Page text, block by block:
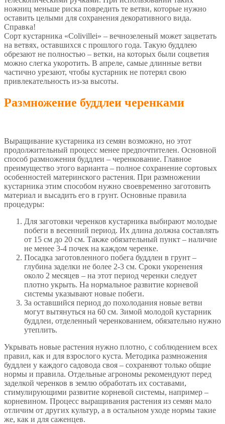
ножниц меньше риска повредить те ветви, которые нужно
оставить целыми для сохранения декоративного вида.
Справка!
Сорт кустарника «Colivillei» – вечнозеленый может зацветать
на ветвях, оставшихся с прошлого года. Такую буддлею
обрезают не полностью – ветки, на которых были соцветия
можно слегка укоротить. В апреле, самые длинные ветви
частично урезают, чтобы кустарник не потерял свою
привлекательность из-за высоты.
Размножение буддлеи черенками
Выращивание кустарника из семян возможно, но этот
продолжительный процесс менее предпочтителен. Основной
способ размножения буддлеи – черенкование. Главное
преимущество этого варианта – полное сохранение сортовых
особенностей материнского растения. При размножении
кустарника этим способом нужно своевременно заготовить
материал и высадить его в грунт. Основные правила
процедуры:
Для заготовки черенков кустарника выбирают молодые
побеги в весенний период. Их длина должна составлять
от 15 см до 20 см. Также обязательный пункт – наличие
не менее 3-4 почек на каждом черенке.
Посадка заготовленного побега буддлеи в грунт –
глубина заделки не более 2-3 см. Сроки укоренения
около 2 месяцев – на этот период черенки следует
плотно укрыть. На нормальное развитие корневой
системы указывают новые побеги.
За оставшийся период до похолодания новые ветви
могут вытянуться на 60 см. Зимой молодой кустарник
буддлеи, отделенный черенкованием, обязательно нужно
утеплить.
Укрывать новые растения нужно плотно, с соблюдением всех
правил, как и для взрослого куста. Методика размножения
буддлеи у каждого садовода своя – сохраняют только общие
нормы и правила. Отдельные агрономы рекомендуют перед
заделкой черенков в землю обработать их составами,
стимулирующими развитие корневой системы, например –
корневином. Процесс выращивания растения из семян мало
отличим от других культур, а в остальном уходе нормы такие
же, как и для саженцев.